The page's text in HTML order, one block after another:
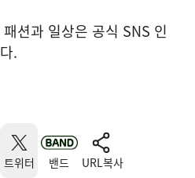
션과 일상은 공식 SNS 인
.
트위터 밴드 URL복사